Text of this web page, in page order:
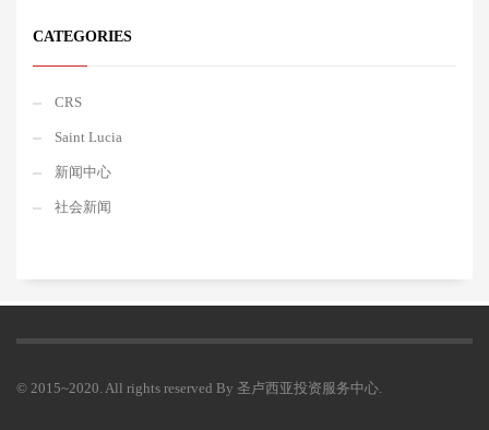
CATEGORIES
CRS
Saint Lucia
新闻中心
社会新闻
© 2015~2020. All rights reserved By 圣卢西亚投资服务中心.